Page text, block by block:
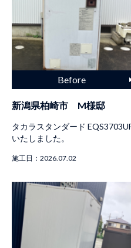
新潟県柏崎市 M様邸
タカラスタンダード
いたしました。
施工日： 2026.07.02